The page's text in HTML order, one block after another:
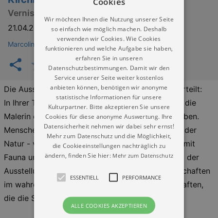
Vernissage am 17.04.2026 um 17.00 Uhr
21.04.2026 –10.07.2026
Marcolini Praxis Dresden
Die Ausstellung ist in drei thematische Teile unterteilt:
In Ihrer Tänzer- und Schwimmern - Bildern, fängt die
Malerin die Menschen, die für ihre Leidenschat leben.
Menschen suchen auch nach der Verbindung mit der
Natur - viele Bilder zeigen Menschen zusammen mit
Fauna und Flora. So kommen wir zum dritten Teil der
Ausstellung, zu den Landschaften. Es sind Landschaften
im wahren Sinne des Wortes, aber auch Landschaften,
die die Seele der Menschen wiederspiegeln.
Wir möchten Ihnen die Nutzung unserer Seite
so einfach wie möglich machen. Deshalb
verwenden wir Cookies. Wie Cookies
funktionieren und welche Aufgabe sie haben,
erfahren Sie in unseren
Datenschutzbestimmungen. Damit wir den
Service unserer Seite weiter kostenlos
anbieten können, benötigen wir anonyme
statistische Informationen für unsere
Kulturpartner. Bitte akzeptieren Sie unsere
Cookies für diese anonyme Auswertung. Ihre
Datensicherheit nehmen wir dabei sehr ernst!
Mehr zum Datenschutz und die Möglichkeit,
die Cookieeinstellungen nachträglich zu
ändern, finden Sie hier: Mehr zum Datenschutz
ESSENTIELL PERFORMANCE
ALLE COOKIES AKZEPTIEREN